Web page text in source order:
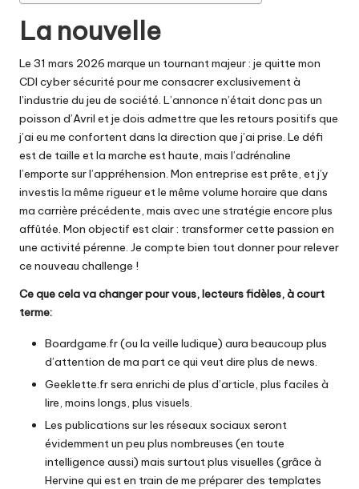
La nouvelle
Le 31 mars 2026 marque un tournant majeur : je quitte mon
CDI cyber sécurité pour me consacrer exclusivement à
l’industrie du jeu de société. L’annonce n’était donc pas un
poisson d’Avril et je dois admettre que les retours positifs que
j’ai eu me confortent dans la direction que j’ai prise. Le défi
est de taille et la marche est haute, mais l’adrénaline
l’emporte sur l’appréhension. Mon entreprise est prête, et j’y
investis la même rigueur et le même volume horaire que dans
ma carrière précédente, mais avec une stratégie encore plus
affûtée. Mon objectif est clair : transformer cette passion en
une activité pérenne. Je compte bien tout donner pour relever
ce nouveau challenge !
Ce que cela va changer pour vous, lecteurs fidèles, à court
terme:
Boardgame.fr(ou la veille ludique) aura beaucoup plus
d’attention de ma part ce qui veut dire plus de news.
Geeklette.frsera enrichi de plus d’article, plus faciles à
lire, moins longs, plus visuels.
Les publications sur les réseaux sociaux seront
évidemment un peu plus nombreuses (en toute
intelligence aussi) mais surtout plus visuelles (grâce à
Hervine qui est en train de me préparer des templates